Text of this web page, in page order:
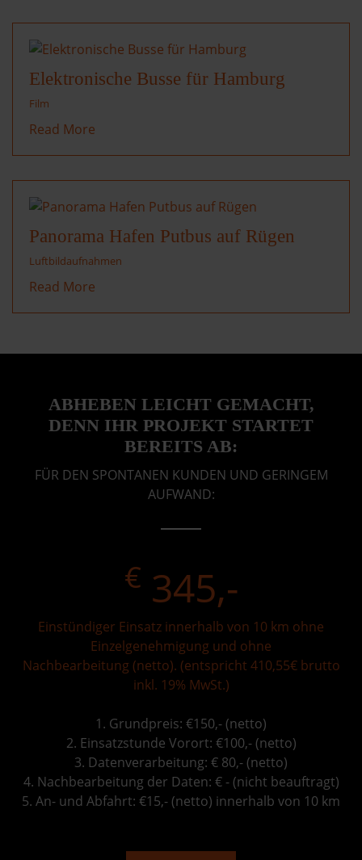
Elektronische Busse für Hamburg
Film
Read More
Panorama Hafen Putbus auf Rügen
Luftbildaufnahmen
Read More
ABHEBEN LEICHT GEMACHT,
DENN IHR PROJEKT STARTET
BEREITS AB:
FÜR DEN SPONTANEN KUNDEN UND GERINGEM
AUFWAND:
€ 345,-
Einstündiger Einsatz innerhalb von 10 km ohne
Einzelgenehmigung und ohne
Nachbearbeitung (netto). (entspricht 410,55€ brutto
inkl. 19% MwSt.)
1. Grundpreis: €150,- (netto)
2. Einsatzstunde Vorort: €100,- (netto)
3. Datenverarbeitung: € 80,- (netto)
4. Nachbearbeitung der Daten: € - (nicht beauftragt)
5. An- und Abfahrt: €15,- (netto) innerhalb von 10 km